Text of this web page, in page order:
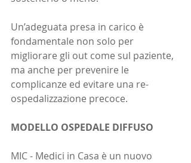
Un’adeguata presa in carico è
fondamentale non solo per
migliorare gli out come sul paziente,
ma anche per prevenire le
complicanze ed evitare una re-
ospedalizzazione precoce.
MODELLO OSPEDALE DIFFUSO
MIC - Medici in Casa è un nuovo